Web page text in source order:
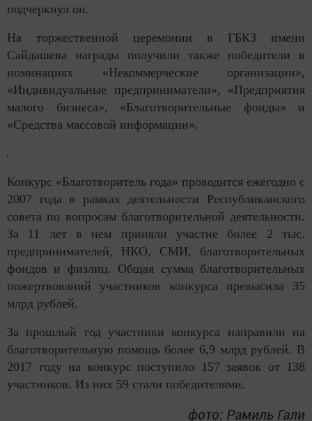
подчеркнул он.
На торжественной церемонии в ГБКЗ имени
Сайдашева награды получили также победители в
номинациях «Некоммерческие организации»,
«Индивидуальные предприниматели», «Предприятия
малого бизнеса», «Благотворительные фонды» и
«Средства массовой информации».
Конкурс «Благотворитель года» проводится ежегодно с
2007 года в рамках деятельности Республиканского
совета по вопросам благотворительной деятельности.
За 11 лет в нем приняли участие более 2 тыс.
предпринимателей, НКО, СМИ, благотворительных
фондов и физлиц. Общая сумма благотворительных
пожертвований участников конкурса превысила 35
млрд рублей.
За прошлый год участники конкурса направили на
благотворительную помощь более 6,9 млрд рублей. В
2017 году на конкурс поступило 157 заявок от 138
участников. Из них 59 стали победителями.
фото: Рамиль Гали